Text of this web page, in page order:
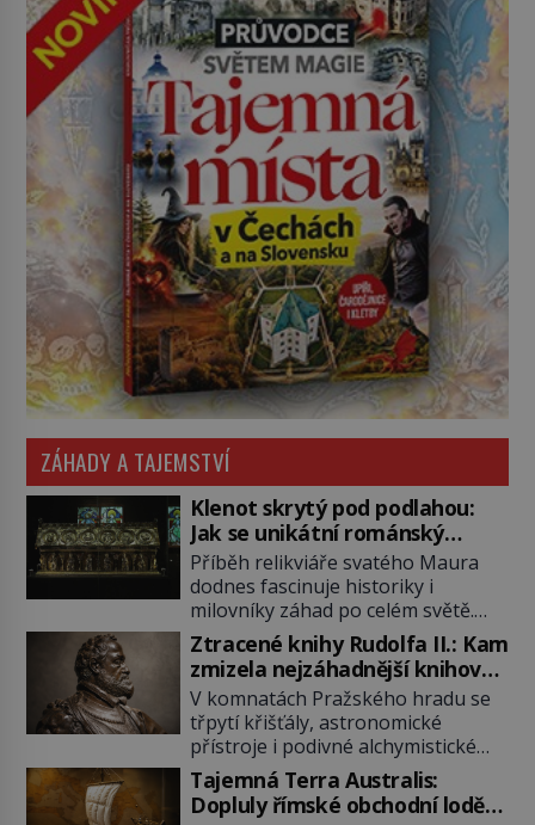
ZÁHADY A TAJEMSTVÍ
Klenot skrytý pod podlahou:
Jak se unikátní románský
poklad dostal do zapadlého
Bečova?
Příběh relikviáře svatého Maura
dodnes fascinuje historiky i
milovníky záhad po celém světě.
Tato románská zlatnická památka
ze 13. století je po českých
korunovačních klenotech druhým
nejcennějším movitým majetkem v
České republice. Přestože byl
klenot v roce 1985 po dramatickém
pátrání kriminalistů úspěšně
nalezen, jeho minulost stále
Ztracené knihy Rudolfa II.: Kam
zmizela nejzáhadnější knihovna
Evropy?
V komnatách Pražského hradu se
třpytí křišťály, astronomické
přístroje i podivné alchymistické
rukopisy. Císař Rudolf II.
shromažďuje vše, co souvisí s
tajemstvím přírody, hvězd i
Tajemná Terra Australis:
Dopluly římské obchodní lodě